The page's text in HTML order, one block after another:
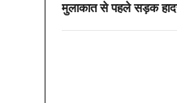
मुलाकात से पहले सड़क